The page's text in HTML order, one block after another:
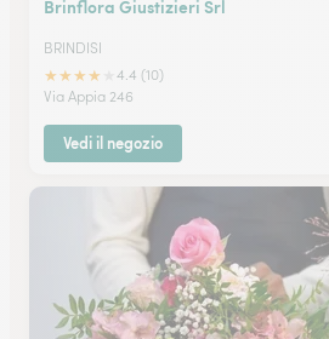
Brinflora Giustizieri Srl
BRINDISI
★★★★
4.4 (10)
Via Appia 246
Vedi il negozio